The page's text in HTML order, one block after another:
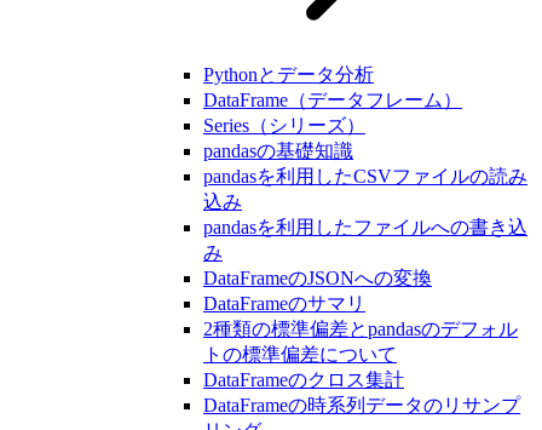
Pythonとデータ分析
DataFrame（データフレーム）
Series（シリーズ）
pandasの基礎知識
pandasを利用したCSVファイルの読み
込み
pandasを利用したファイルへの書き込
み
DataFrameのJSONへの変換
DataFrameのサマリ
2種類の標準偏差とpandasのデフォル
トの標準偏差について
DataFrameのクロス集計
DataFrameの時系列データのリサンプ